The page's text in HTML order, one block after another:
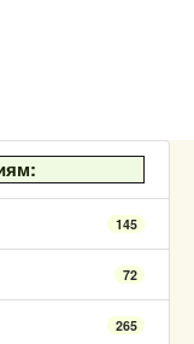
145
72
265